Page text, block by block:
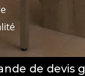
de devis